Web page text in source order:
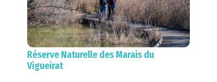
Réserve Naturelle des Marais du
Vigueirat